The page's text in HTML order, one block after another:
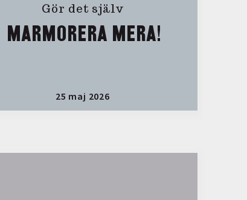
Gör det själv
MARMORERA MERA!
25 maj 2026